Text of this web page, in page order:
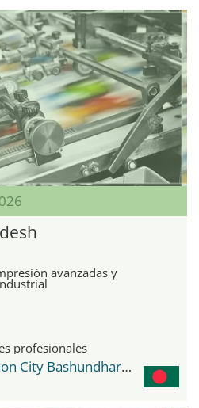
avanzadas y
profesionales
International Convention City Bashundhara - ICCB